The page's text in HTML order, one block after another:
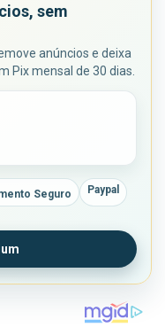
sem
anúncios e deixa
Pix mensal de 30 dias.
Seguro Paypal